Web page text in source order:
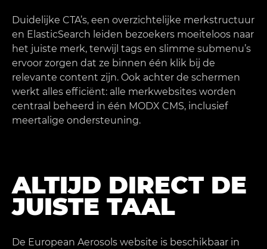
Duidelijke CTA’s, een overzichtelijke merkstructuur
en ElasticSearch leiden bezoekers moeiteloos naar
het juiste merk, terwijl tags en slimme submenu’s
ervoor zorgen dat ze binnen één klik bij de
relevante content zijn. Ook achter de schermen
werkt alles efficiënt: alle merkwebsites worden
centraal beheerd in één MODX CMS, inclusief
meertalige ondersteuning.
ALTIJD DIRECT DE
JUISTE TAAL
De European Aerosols website is beschikbaar in